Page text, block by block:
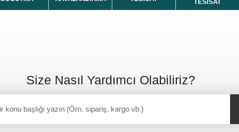
TESISAT
Size Nasıl Yardımcı Olabiliriz?